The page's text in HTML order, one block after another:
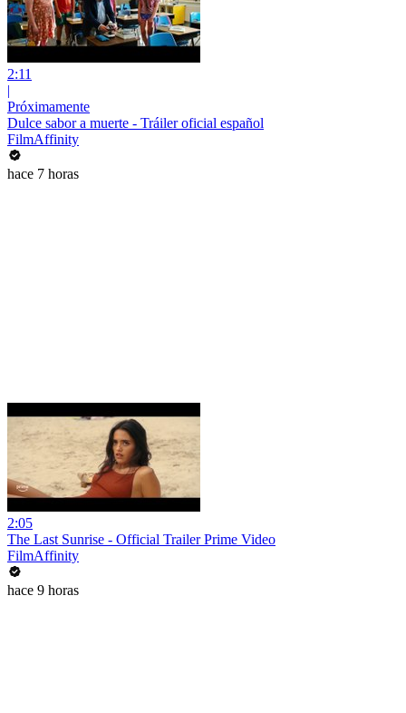
2:11
|
Próximamente
Dulce sabor a muerte - Tráiler oficial español
FilmAffinity
hace 7 horas
2:05
The Last Sunrise - Official Trailer Prime Video
FilmAffinity
hace 9 horas